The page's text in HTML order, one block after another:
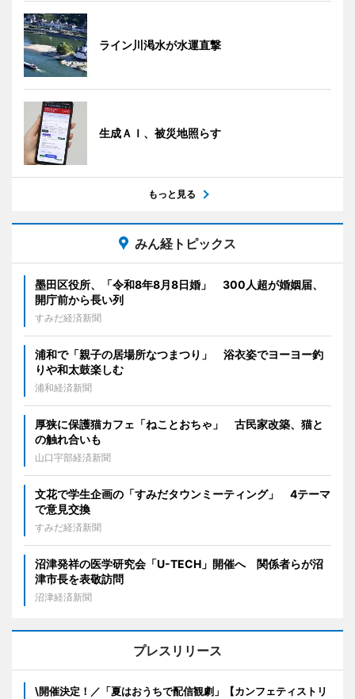
ライン川渇水が水運直撃
生成ＡＩ、被災地照らす
もっと見る
みん経トピックス
墨田区役所、「令和8年8月8日婚」 300人超が婚姻届、
開庁前から長い列
すみだ経済新聞
浦和で「親子の居場所なつまつり」 浴衣姿でヨーヨー釣
りや和太鼓楽しむ
浦和経済新聞
厚狭に保護猫カフェ「ねことおちゃ」 古民家改築、猫と
の触れ合いも
山口宇部経済新聞
文花で学生企画の「すみだタウンミーティング」 4テーマ
で意見交換
すみだ経済新聞
沼津発祥の医学研究会「U-TECH」開催へ 関係者らが沼
津市長を表敬訪問
沼津経済新聞
プレスリリース
\開催決定！／「夏はおうちで配信観劇」【カンフェティストリ